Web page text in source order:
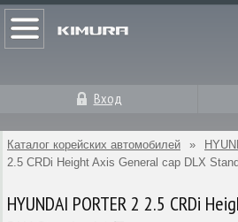
Вход
Каталог корейских автомобилей »
2.5 CRDi Height Axis General cap DLX
HYUNDAI PORTER 2 2.5 CRDi